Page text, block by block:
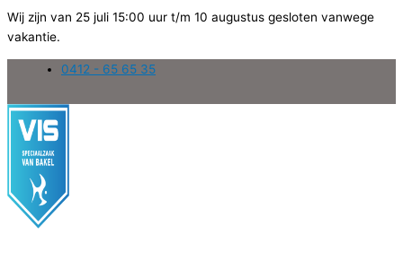
Wij zijn van 25 juli 15:00 uur t/m 10 augustus gesloten vanwege
vakantie.
inhoud
0412 - 65 65 35